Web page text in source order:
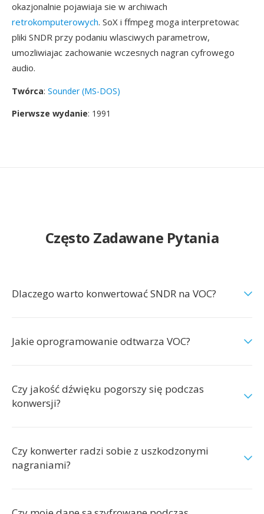
okazjonalnie pojawiaja sie w archiwach
retrokomputerowych. SoX i ffmpeg moga interpretowac
pliki SNDR przy podaniu wlasciwych parametrow,
umozliwiajac zachowanie wczesnych nagran cyfrowego
audio.
Twórca: Sounder (MS-DOS)
Pierwsze wydanie: 1991
Często Zadawane Pytania
Dlaczego warto konwertować SNDR na VOC?
Jakie oprogramowanie odtwarza VOC?
Czy jakość dźwięku pogorszy się podczas
konwersji?
Czy konwerter radzi sobie z uszkodzonymi
nagraniami?